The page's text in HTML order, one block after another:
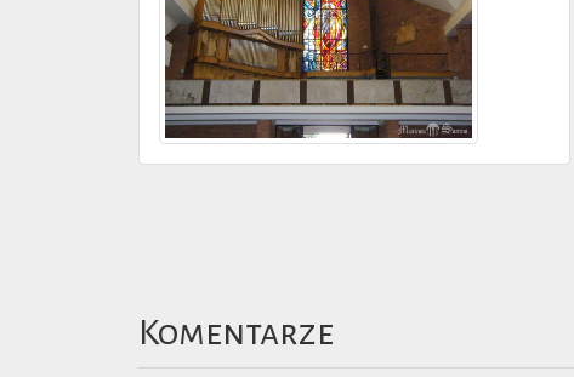
Komentarze